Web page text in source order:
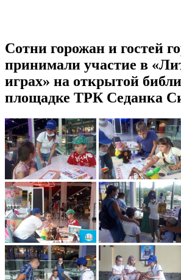
Сотни горожан и гостей
принимали участие в
играх» на открытой
площадке ТРК Седанка